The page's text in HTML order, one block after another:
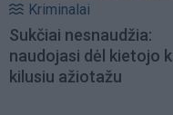
Kriminalai
Sukčiai nesnaudžia:
naudojasi dėl kietojo
kilusiu ažiotažu